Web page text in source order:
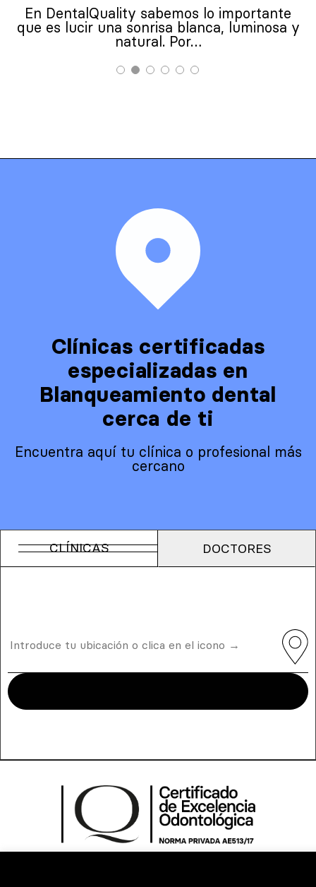
En DentalQuality sabemos lo importante
que es lucir una sonrisa blanca, luminosa y
natural. Por…
Clínicas certificadas
especializadas en
Blanqueamiento dental
cerca de ti
Encuentra aquí tu clínica o profesional más
cercano
CLÍNICAS DOCTORES